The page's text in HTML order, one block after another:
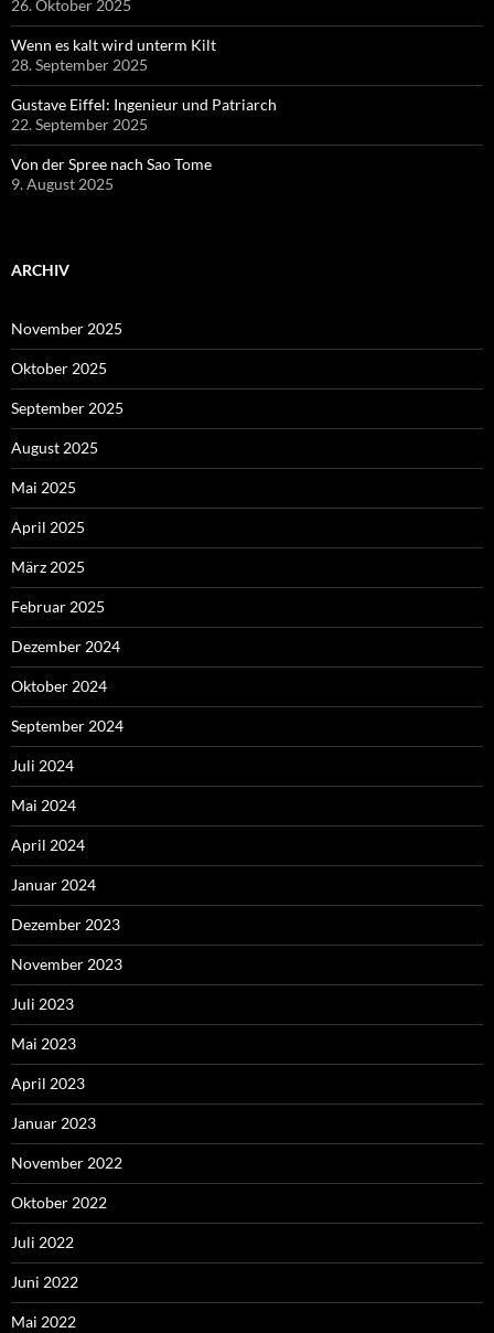
26. Oktober 2025
Wenn es kalt wird unterm Kilt
28. September 2025
Gustave Eiffel: Ingenieur und Patriarch
22. September 2025
Von der Spree nach Sao Tome
9. August 2025
ARCHIV
November 2025
Oktober 2025
September 2025
August 2025
Mai 2025
April 2025
März 2025
Februar 2025
Dezember 2024
Oktober 2024
September 2024
Juli 2024
Mai 2024
April 2024
Januar 2024
Dezember 2023
November 2023
Juli 2023
Mai 2023
April 2023
Januar 2023
November 2022
Oktober 2022
Juli 2022
Juni 2022
Mai 2022